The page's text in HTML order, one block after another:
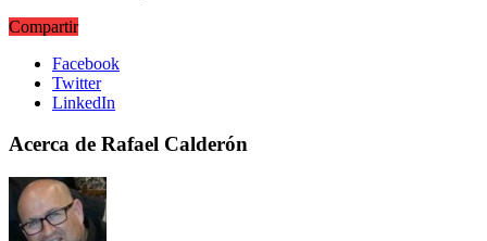
Compartir
Facebook
Twitter
LinkedIn
Acerca de Rafael Calderón